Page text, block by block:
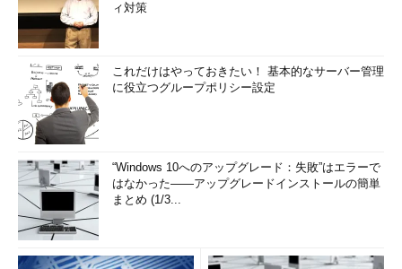
ィ対策
これだけはやっておきたい！ 基本的なサーバー管理
に役立つグループポリシー設定
“Windows 10へのアップグレード：失敗”はエラーで
はなかった――アップグレードインストールの簡単
まとめ (1/3...